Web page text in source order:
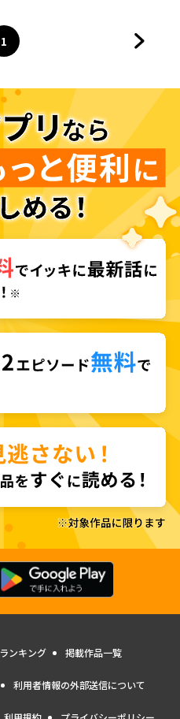
ページ
1
へ
ランキング 掲載作品一覧
利用者情報の外部送信について